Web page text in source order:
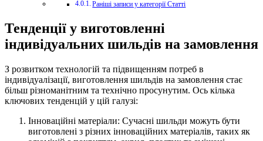
Раніші записи у категорії Статті
Тенденції у виготовленні
індивідуальних шильдів на замовлення
З розвитком технологій та підвищенням потреб в
індивідуалізації, виготовлення шильдів на замовлення стає
більш різноманітним та технічно просунутим. Ось кілька
ключових тенденцій у цій галузі:
Інноваційні матеріали: Сучасні шильди можуть бути
виготовлені з різних інноваційних матеріалів, таких як